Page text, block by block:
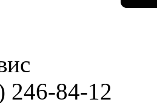
246-84-12